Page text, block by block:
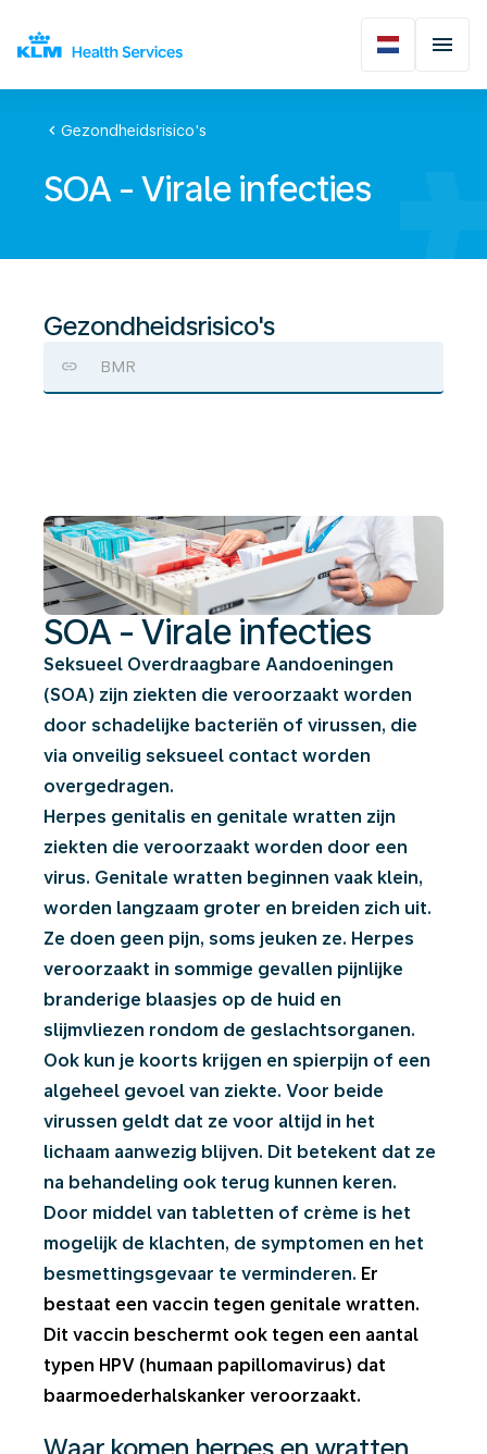
chevron_left Gezondheidsrisico's
SOA - Virale infecties
Gezondheidsrisico's
BMR
SOA
SOA - Virale infecties
Seksueel Overdraagbare Aandoeningen
(SOA) zijn ziekten die veroorzaakt worden
door schadelijke bacteriën of virussen, die
via onveilig seksueel contact worden
overgedragen.
Herpes genitalis en genitale wratten zijn
ziekten die veroorzaakt worden door een
virus. Genitale wratten beginnen vaak klein,
worden langzaam groter en breiden zich uit.
Ze doen geen pijn, soms jeuken ze. Herpes
veroorzaakt in sommige gevallen pijnlijke
branderige blaasjes op de huid en
slijmvliezen rondom de geslachtsorganen.
Ook kun je koorts krijgen en spierpijn of een
algeheel gevoel van ziekte. Voor beide
virussen geldt dat ze voor altijd in het
lichaam aanwezig blijven. Dit betekent dat ze
na behandeling ook terug kunnen keren.
Door middel van tabletten of crème is het
mogelijk de klachten, de symptomen en het
besmettingsgevaar te verminderen. Er
bestaat een vaccin tegen genitale wratten.
Dit vaccin beschermt ook tegen een aantal
typen HPV (humaan papillomavirus) dat
baarmoederhalskanker veroorzaakt.